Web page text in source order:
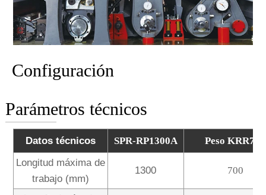
Configuración
Parámetros técnicos
Datos técnicos SPR-RP1300A
Peso KRR700
Longitud máxima de
trabajo (mm)
1300 700